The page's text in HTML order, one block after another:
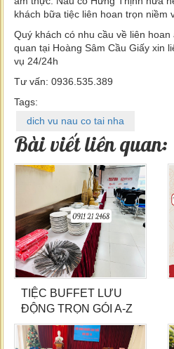
khách bữa tiệc liên hoan trọn niềm
Quý khách có nhu cầu về liên
quan tại Hoàng Sâm Cầu Giấy xin
vụ 24/24h
Tư vấn: 0936.535.389
Tags:
dich vu nau co tai nha
Bài viết liên quan:
TIỆC BUFFET LƯU
ĐỘNG TRỌN GÓI A-Z